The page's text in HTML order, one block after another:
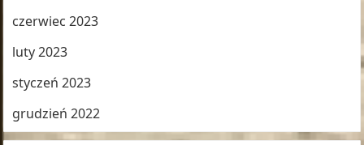
czerwiec 2023
luty 2023
styczeń 2023
grudzień 2022